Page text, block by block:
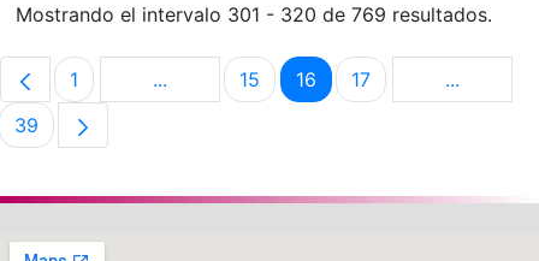
Mostrando el intervalo 301 - 320 de 769 resultados.
Página
1 ...Páginas intermedias Use TAB para
Página
15 Página
16 Página
17 ...Páginas
Página
39